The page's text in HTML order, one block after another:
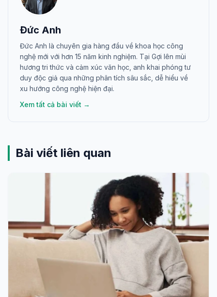
Đức Anh
Đức Anh là chuyên gia hàng đầu về khoa học công
nghệ mới với hơn 15 năm kinh nghiệm. Tại Gợi lên mùi
hương tri thức và cảm xúc văn học, anh khai phóng tư
duy độc giả qua những phân tích sâu sắc, dễ hiểu về
xu hướng công nghệ hiện đại.
Xem tất cả bài viết →
Bài viết liên quan